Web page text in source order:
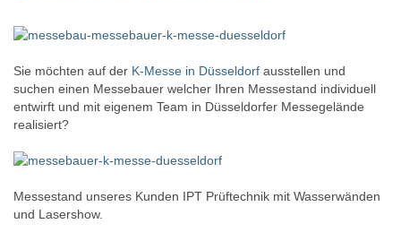
Sie möchten auf der K-Messe in Düsseldorf ausstellen und
suchen einen Messebauer welcher Ihren Messestand individuell
entwirft und mit eigenem Team in Düsseldorfer Messegelände
realisiert?
Messestand unseres Kunden IPT Prüftechnik mit Wasserwänden
und Lasershow.